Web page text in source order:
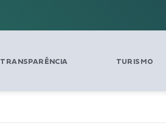
TRANSPARÊNCIA TURISMO